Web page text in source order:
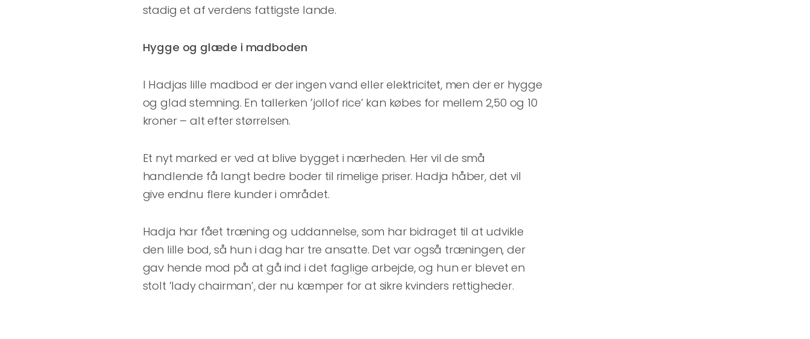
stadig et af verdens fattigste lande.
Hygge og glæde i madboden
I Hadjas lille madbod er der ingen vand eller elektricitet, men der er hygge
og glad stemning. En tallerken ’jollof rice’ kan købes for mellem 2,50 og 10
kroner – alt efter størrelsen.
Et nyt marked er ved at blive bygget i nærheden. Her vil de små
handlende få langt bedre boder til rimelige priser. Hadja håber, det vil
give endnu flere kunder i området.
Hadja har fået træning og uddannelse, som har bidraget til at udvikle
den lille bod, så hun i dag har tre ansatte. Det var også træningen, der
gav hende mod på at gå ind i det faglige arbejde, og hun er blevet en
stolt ’lady chairman’, der nu kæmper for at sikre kvinders rettigheder.